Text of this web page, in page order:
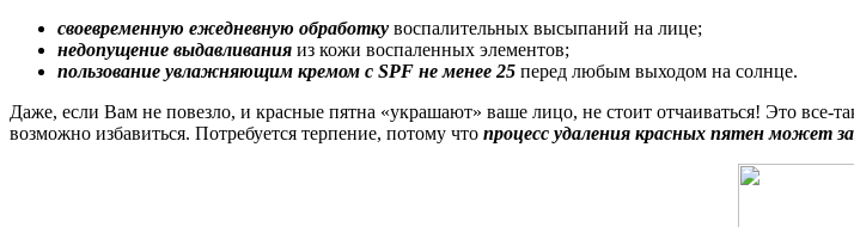
своевременную ежедневную обработку воспалительных высыпаний на лице;
недопущение выдавливания из кожи воспаленных элементов;
пользование увлажняющим кремом с SPF не менее 25 перед любым выходом на солнце.
Даже, если Вам не повезло, и красные пятна «украшают» ваше лицо, не стоит отчаиваться! Это все-
возможно избавиться. Потребуется терпение, потому что процесс удаления красных пятен может